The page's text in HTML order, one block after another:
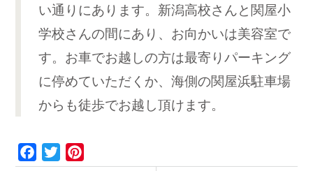
い通りにあります。新潟高校さんと関屋小
学校さんの間にあり、お向かいは美容室で
す。お車でお越しの方は最寄りパーキング
に停めていただくか、海側の関屋浜駐車場
からも徒歩でお越し頂けます。